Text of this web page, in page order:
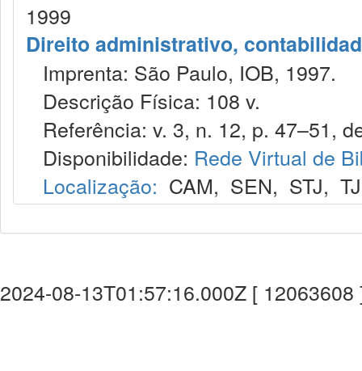
1999
Direito administrativo,
Imprenta: São Paulo, IOB, 1997.
Descrição Física: 108 v.
Referência: v. 3, n. 12, p. 47–51,
Disponibilidade: Rede Virtual de
Localização: CAM, SEN, STJ,
2024-08-13T01:57:16.000Z [ 12063608